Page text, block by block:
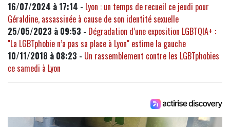
16/07/2024 à 17:14 - Lyon : un temps de recueil ce jeudi pour
Géraldine, assassinée à cause de son identité sexuelle
25/05/2023 à 09:53 - Dégradation d’une exposition LGBTQIA+ :
"La LGBTphobie n’a pas sa place à Lyon" estime la gauche
10/11/2018 à 08:23 - Un rassemblement contre les LGBTphobies
ce samedi à Lyon